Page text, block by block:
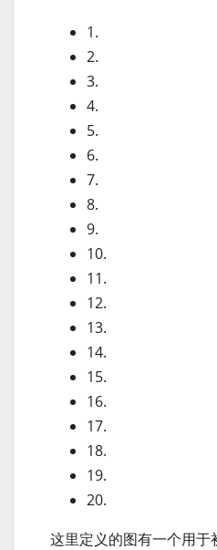
1.
2.
3.
4.
5.
6.
7.
8.
9.
10.
11.
12.
13.
14.
15.
16.
17.
18.
19.
20.
这里定义的图有一个用